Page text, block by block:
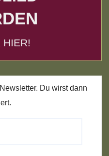
HIER!
Du wirst dann